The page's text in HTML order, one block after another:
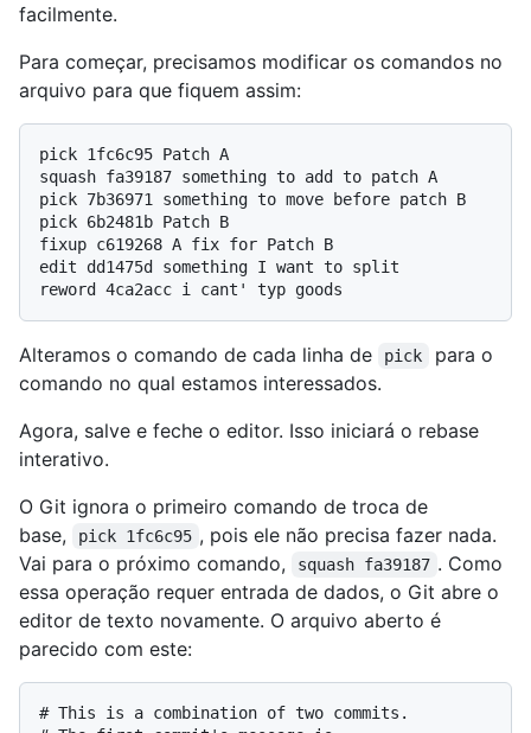
facilmente.
Para começar, precisamos modificar os comandos no
arquivo para que fiquem assim:
pick 1fc6c95 Patch A
squash fa39187 something to add to patch A
pick 7b36971 something to move before patch B
pick 6b2481b Patch B
fixup c619268 A fix for Patch B
edit dd1475d something I want to split
Alteramos o comando de cada linha de pick
para o
comando no qual estamos interessados.
Agora, salve e feche o editor. Isso iniciará o rebase
interativo.
O Git ignora o primeiro comando de troca de
base,
pick 1fc6c95 , pois ele não precisa fazer nada.
Vai para o próximo comando,
squash fa39187 . Como
essa operação requer entrada de dados, o Git abre o
editor de texto novamente. O arquivo aberto é
parecido com este:
# This is a combination of two commits.